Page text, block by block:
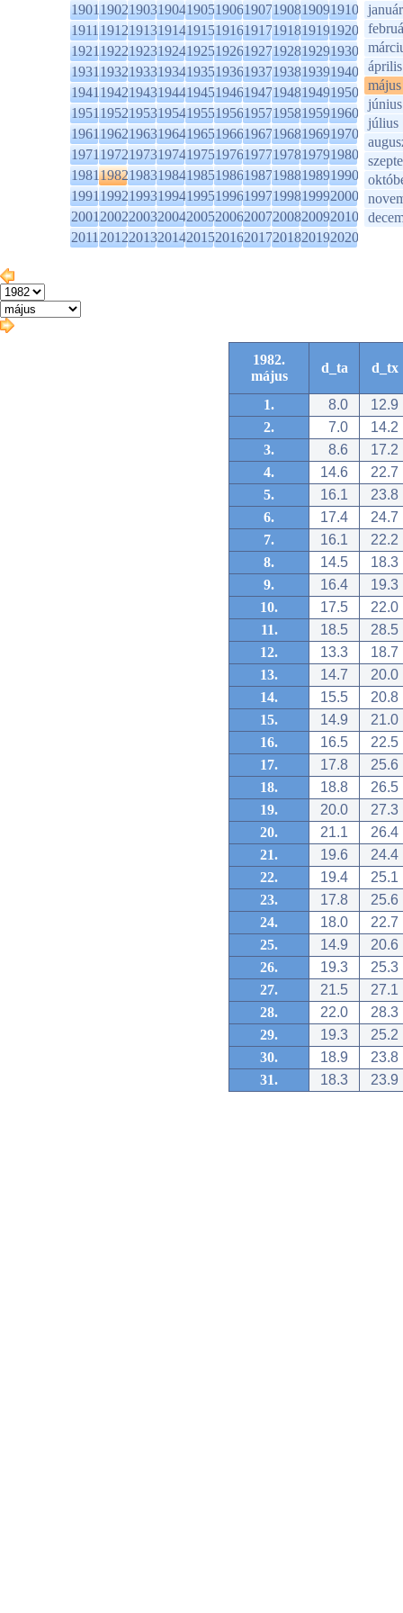
1901190219031904190519061907190819091910
1911191219131914191519161917191819191920
1921192219231924192519261927192819291930
1931193219331934193519361937193819391940
1941194219431944194519461947194819491950
1951195219531954195519561957195819591960
1961196219631964196519661967196819691970
1971197219731974197519761977197819791980
1981198219831984198519861987198819891990
1991199219931994199519961997199819992000
2001200220032004200520062007200820092010
2011201220132014201520162017201820192020
január
április
május
június
július
1982.
május
d_ta d_tx
1. 8.0
12.9
2.
7.0
14.2
3.
8.6
17.2
4.
14.6
22.7
5.
16.1
23.8
6.
17.4
24.7
7.
16.1
22.2
8.
14.5
18.3
9.
16.4
19.3
10.
17.5
22.0
11.
18.5
28.5
12.
13.3
18.7
13.
14.7
20.0
14.
15.5
20.8
15.
14.9
21.0
16.
16.5
22.5
17.
17.8
25.6
18.
18.8
26.5
19.
20.0
27.3
20.
21.1
26.4
21.
19.6
24.4
22.
19.4
25.1
23.
17.8
25.6
24.
18.0
22.7
25.
14.9
20.6
26.
19.3
25.3
27.
21.5
27.1
28.
22.0
28.3
29.
19.3
25.2
30.
18.9
23.8
31.
18.3 23.9